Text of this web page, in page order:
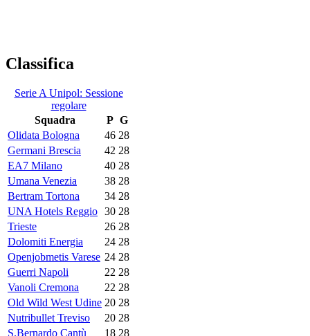
Classifica
Serie A Unipol: Sessione
regolare
Squadra
P G
Olidata Bologna
46 28
Germani Brescia
42 28
EA7 Milano
40 28
Umana Venezia
38 28
Bertram Tortona
34 28
UNA Hotels Reggio 30 28
Trieste
26 28
Dolomiti Energia
24 28
Openjobmetis Varese 24 28
Guerri Napoli
22 28
Vanoli Cremona
22 28
Old Wild West Udine 20 28
Nutribullet Treviso
20 28
S.Bernardo Cantù
18 28